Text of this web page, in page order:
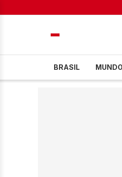
BRASIL MUNDO